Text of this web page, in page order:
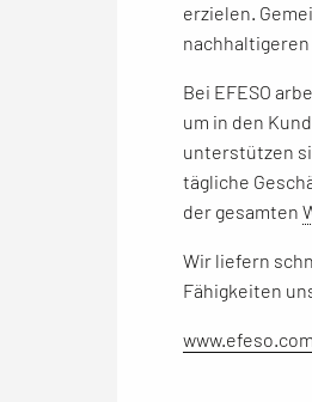
erzielen.
Bei EFESO
um in den
unterstützen
tägliche
der gesamten
Wir liefern
Fähigkeiten
www.efeso.com